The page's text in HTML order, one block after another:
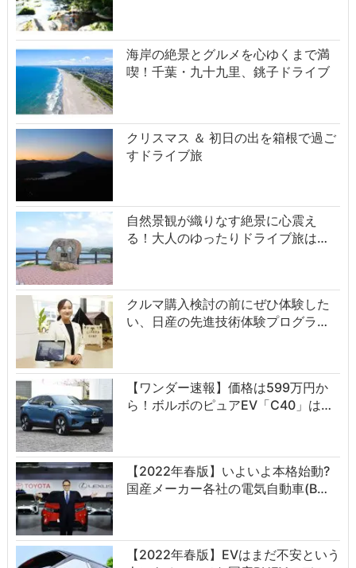
海岸の絶景とグルメを心ゆくまで満
喫！千葉・九十九里、銚子ドライブ
クリスマス ＆ 初日の出を箱根で過ご
すドライブ旅
自然景観が織りなす絶景に心震え
る！大人のゆったりドライブ旅は…
クルマ購入検討の前にぜひ体験した
い、日産の先進技術体験プログラ…
【ワンダー速報】価格は599万円か
ら！ボルボのピュアEV「C40」は…
【2022年春版】いよいよ本格始動?
国産メーカー各社の電気自動車(B…
【2022年春版】EVはまだ不安という